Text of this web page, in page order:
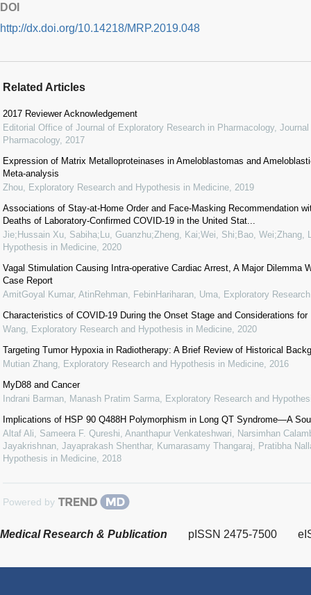
DOI
http://dx.doi.org/10.14218/MRP.2019.048
Related Articles
2017 Reviewer Acknowledgement
Editorial Office of Journal of Exploratory Research in Pharmacology,
Pharmacology, 2017
Expression of Matrix Metalloproteinases in Ameloblastomas and
Meta-analysis
Zhou Exploratory Research and Hypothesis in Medicine 2019
Associations of Stay-at-Home Order and Face-Masking Recommendation
Deaths of Laboratory-Confirmed COVID-19 in the United Stat...
Jie;Hussain Xu, Sabiha;Lu, Guanzhu;Zheng, Kai;Wei, Shi;Bao, Wei;Zhang,
Hypothesis in Medicine 2020
Vagal Stimulation Causing Intra-operative Cardiac Arrest, A Major Dilemma
Case Report
AmitGoyal Kumar, AtinRehman, FebinHariharan, Uma
Exploratory
Characteristics of COVID-19 During the Onset Stage and Considerations for
Wang Exploratory Research and Hypothesis in Medicine 2020
Targeting Tumor Hypoxia in Radiotherapy: A Brief Review of Historical
Mutian Zhang Exploratory Research and Hypothesis in Medicine 2016
MyD88 and Cancer
Indrani Barman, Manash Pratim Sarma
Exploratory Research and
Implications of HSP 90 Q488H Polymorphism in Long QT Syndrome—A
Altaf Ali, Sameera F. Qureshi, Ananthapur Venkateshwari, Narsimhan
Jayakrishnan, Jayaprakash Shenthar, Kumarasamy Thangaraj, Pratibha
Hypothesis in Medicine 2018
Powered by
Medical Research & Publication pISSN 2475-7500